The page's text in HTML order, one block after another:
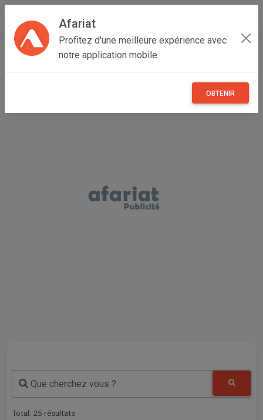
Afariat
Profitez d'une meilleure expérience avec
notre application mobile.
OBTENIR
Accueil Annonceur TMS
Que cherchez vous ?
Total: 25 résultats